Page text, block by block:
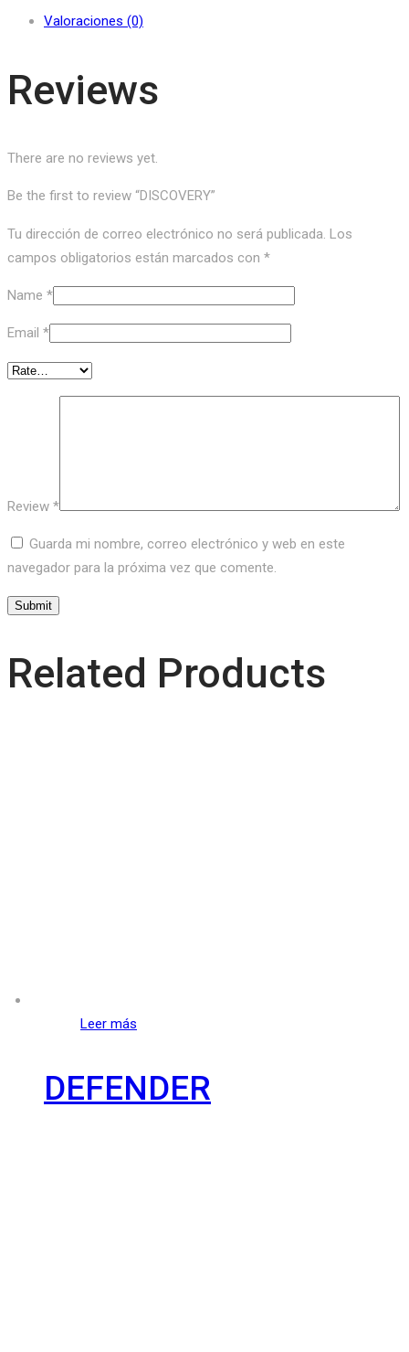
Valoraciones (0)
Reviews
There are no reviews yet.
Be the first to review “DISCOVERY”
Tu dirección de correo electrónico no será publicada. Los
campos obligatorios están marcados con *
Name *
Email *
Review *
Guarda mi nombre, correo electrónico y web en este
navegador para la próxima vez que comente.
Related Products
Leer más
DEFENDER